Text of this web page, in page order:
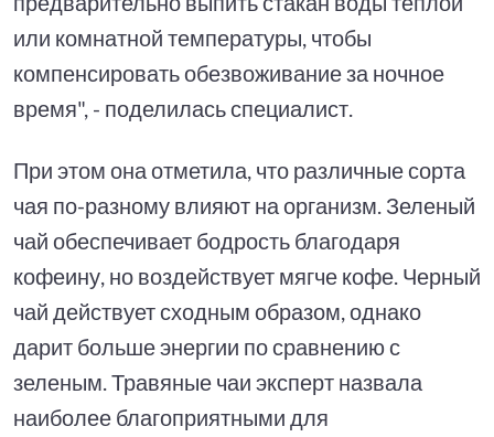
или комнатной температуры, чтобы
компенсировать обезвоживание за ночное
время", - поделилась специалист.
При этом она отметила, что различные сорта
чая по-разному влияют на организм. Зеленый
чай обеспечивает бодрость благодаря
кофеину, но воздействует мягче кофе. Черный
чай действует сходным образом, однако
дарит больше энергии по сравнению с
зеленым. Травяные чаи эксперт назвала
наиболее благоприятными для